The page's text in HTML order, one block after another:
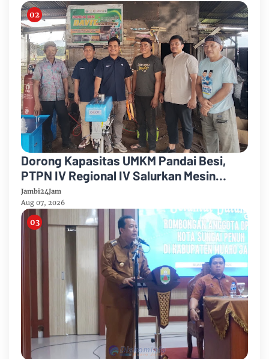
Dorong Kapasitas UMKM Pandai Besi,
PTPN IV Regional IV Salurkan Mesin
Canggih Dan Legalitas Usaha Di Sungai
Penuh
Jambi24Jam
Aug 07, 2026